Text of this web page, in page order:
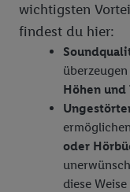
wichtigsten
findest du hier:
Höhen und
oder
diese